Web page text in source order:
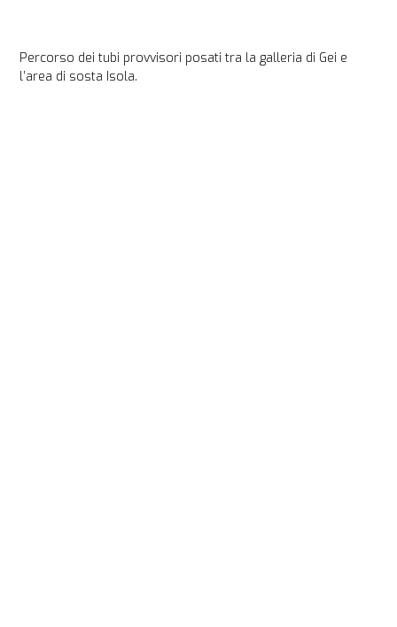
Percorso dei tubi provvisori posati tra la galleria di Gei e
l’area di sosta Isola.